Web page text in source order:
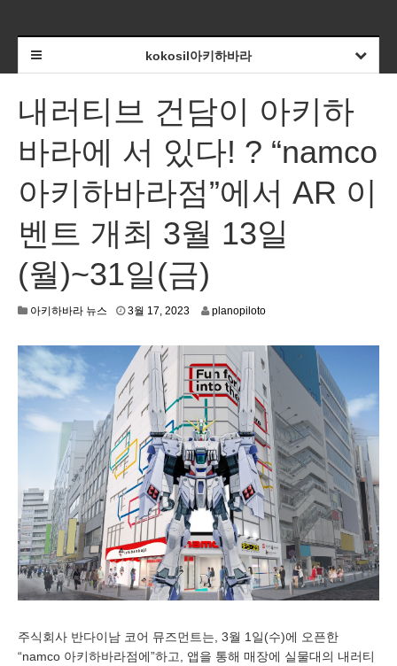
kokosil아키하바라
내러티브 건담이 아키하
바라에 서 있다! ? “namco
아키하바라점”에서 AR 이
벤트 개최 3월 13일
(월)~31일(금)
아키하바라 뉴스 3월 17, 20233
4
,
2
0
3
planopiloto
주식회사 반다이남 코어 뮤즈먼트는, 3월 1일(수)에 오픈한
“namco 아키하바라점에”하고, 앱을 통해 매장에 실물대의 내러티